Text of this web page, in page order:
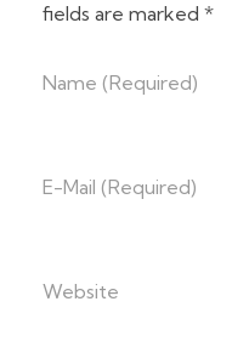
fields are marked *
Name (required)
E-Mail (required)
Website